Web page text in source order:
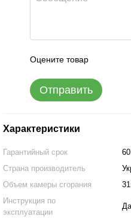
Оцените товар
Отправить
Характеристики
Гарантийный срок
Страна производитель
Объем камеры сгорания
Инструкция по
эксплуатации
Да